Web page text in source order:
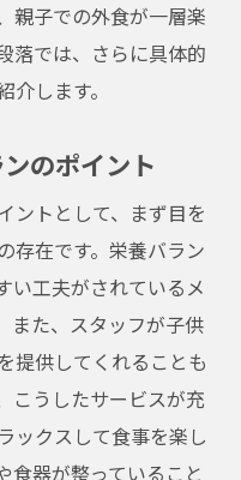
親子での外食が一層楽
落では、さらに具体的
します。
のポイント
ントとして、まず目を
存在です。栄養バラン
い工夫がされているメ
また、スタッフが子供
提供してくれることも
こうしたサービスが充
ックスして食事を楽し
食器が整っていること